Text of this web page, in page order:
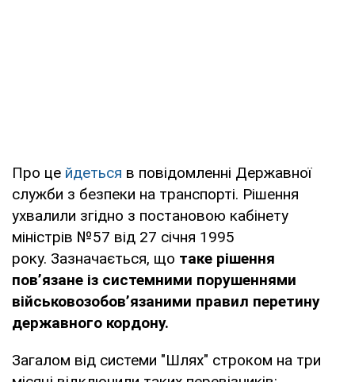
Про це йдеться в повідомленні Державної
служби з безпеки на транспорті. Рішення
ухвалили згідно з постановою кабінету
міністрів №57 від 27 січня 1995
року. Зазначається, що таке рішення
пов’язане із системними порушеннями
військовозобов’язаними правил перетину
державного кордону.
Загалом від системи "Шлях" строком на три